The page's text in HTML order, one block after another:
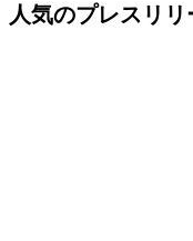
人気のプレスリリ